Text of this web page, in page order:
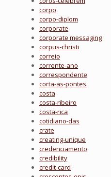
corpo
corpo-diplom
corporate
corporate messaging
corpus-christi
correio
corrente-ano
correspondente
corta-as-pontes
costa
costa-ribeiro
costa-rica
cotidiano-das
crate
creating-unique
credenciamento
credibility
credit-card